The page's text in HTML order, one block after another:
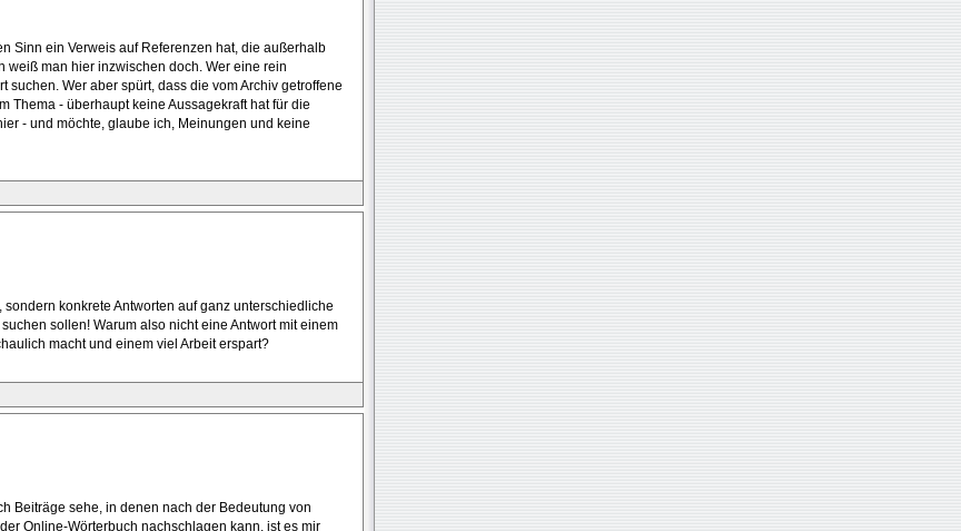
Sinn ein Verweis auf Referenzen hat, die außerhalb
weiß man hier inzwischen doch. Wer eine rein
Wer aber spürt, dass die vom Archiv getroffene
Thema - überhaupt keine Aussagekraft hat für die
- und möchte, glaube ich, Meinungen und keine
konkrete Antworten auf ganz unterschiedliche
sollen! Warum also nicht eine Antwort mit einem
macht und einem viel Arbeit erspart?
Beiträge sehe, in denen nach der Bedeutung von
Online-Wörterbuch nachschlagen kann, ist es mir